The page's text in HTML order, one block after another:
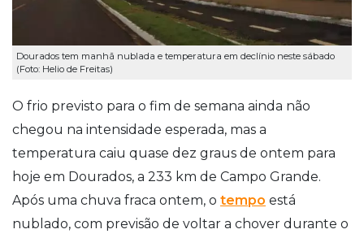
Dourados tem manhã nublada e temperatura em declínio neste sábado
(Foto: Helio de Freitas)
O frio previsto para o fim de semana ainda não
chegou na intensidade esperada, mas a
temperatura caiu quase dez graus de ontem para
hoje em Dourados, a 233 km de Campo Grande.
Após uma chuva fraca ontem, o tempo está
nublado, com previsão de voltar a chover durante o